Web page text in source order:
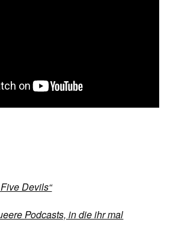
Devils“
Podcasts, in die ihr mal